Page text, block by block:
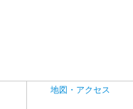
地図・アクセス